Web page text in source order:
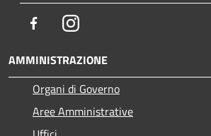
FacebookInstagram
AMMINISTRAZIONE
Organi di Governo
Aree Amministrative